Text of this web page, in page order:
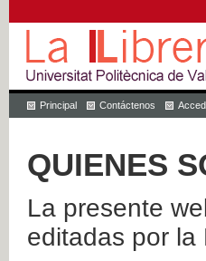
Principal Contáctenos
QUIENES
La presente
editadas por la